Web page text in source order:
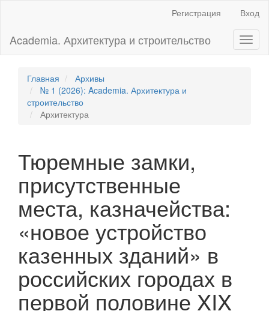
Основное
содержимое
панель
Регистрация Вход
Academia. Архитектура и строительство
Главная
Архивы
№ 1 (2026): Academia. Архитектура и
строительство
Архитектура
Тюремные замки,
присутственные
места, казначейства:
«новое устройство
казенных зданий» в
российских городах в
первой половине XIX